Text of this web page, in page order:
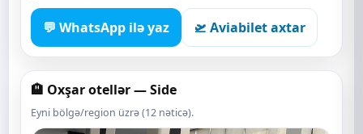
💬 WhatsApp ilə yaz 🛫 Aviabilet axtar
🏨 Oxşar otellər — Side
Eyni bölgə/region üzrə (12 nəticə).